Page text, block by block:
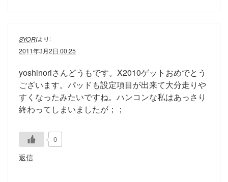
SYORIより:
2011年3月2日 00:25
yoshinoriさんどうもです。X2010ゲットおめでとう
ございます。パッドも設定項目が出来て大分走りや
すくなったみたいですね。ハンコンな私はあっさり
終わってしまいましたが；；
0
返信